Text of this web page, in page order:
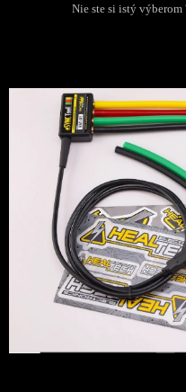
Nie ste si istý výberom